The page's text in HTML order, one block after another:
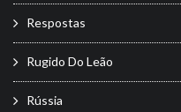
Respostas
Rugido Do Leão
Rússia